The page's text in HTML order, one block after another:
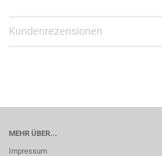
Kundenrezensionen
MEHR ÜBER...
Impressum